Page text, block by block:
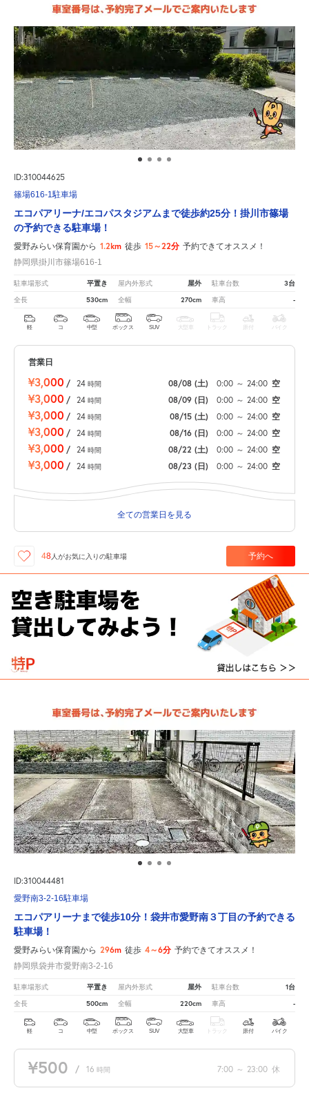
ID:310044625
篠場616-1駐車場
エコパアリーナ/エコパスタジアムまで徒歩約25分！掛川市篠場
の予約できる駐車場！
愛野みらい保育園から 1.2km 徒歩 15～22分 予約できてオススメ！
静岡県掛川市篠場616-1
駐車場形式 平置き 屋内外形式 屋外 駐車台数 3台
全長 530cm 全幅 270cm 車高 -
軽 コ 中型 ボックス SUV 大型車 トラック 原付 バイク
営業日
¥3,000 / 24 時間 08/08 (土) 0:00 ～ 24:00 空
¥3,000 / 24 時間 08/09 (日) 0:00 ～ 24:00 空
¥3,000 / 24 時間 08/15 (土) 0:00 ～ 24:00 空
¥3,000 / 24 時間 08/16 (日) 0:00 ～ 24:00 空
¥3,000 / 24 時間 08/22 (土) 0:00 ～ 24:00 空
¥3,000 / 24 時間 08/23 (日) 0:00 ～ 24:00 空
全ての営業日を見る
48 人がお気に入りの駐車場 予約へ
ID:310044481
愛野南3-2-16駐車場
エコパアリーナまで徒歩10分！袋井市愛野南３丁目の予約できる
駐車場！
愛野みらい保育園から 296m 徒歩 4～6分 予約できてオススメ！
静岡県袋井市愛野南3-2-16
駐車場形式 平置き 屋内外形式 屋外 駐車台数 1台
全長 500cm 全幅 220cm 車高 -
軽 コ 中型 ボックス SUV 大型車 トラック 原付 バイク
¥500 / 16 時間 7:00 ～ 23:00 休